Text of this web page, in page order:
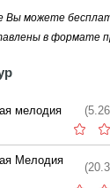
Вы можете
в формате
мелодия
Мелодия